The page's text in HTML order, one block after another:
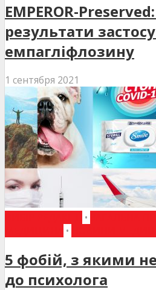
EMPEROR-
результати
емпагліфлозину
1 сентября 2021
•
•
5 фобій, з якими
до психолога